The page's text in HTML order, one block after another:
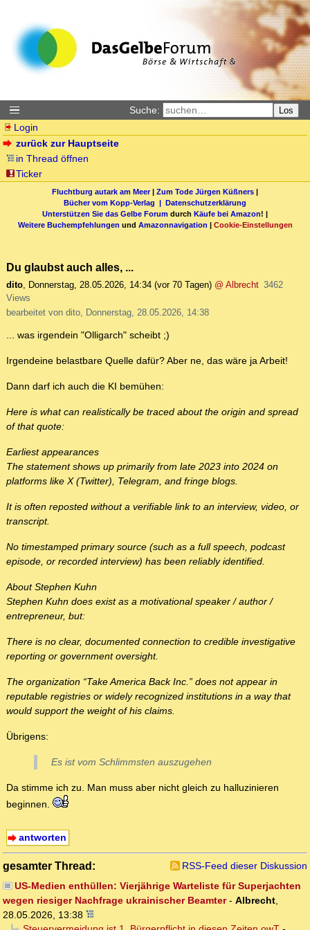
Suche: Los
Login
zurück zur Hauptseite
in Thread öffnen
Ticker
Fluchtburg autark am Meer| Zum Tode Jürgen Küßners |
Bücher vom Kopp-Verlag | Datenschutzerklärung
Unterstützen Sie das Gelbe Forum durch Käufe bei Amazon! |
Weitere Buchempfehlungen und Amazonnavigation | Cookie-Einstellungen
Du glaubst auch alles, ...
dito, Donnerstag, 28.05.2026, 14:34 (vor 70 Tagen) @ Albrecht 3462
Views
bearbeitet von dito, Donnerstag, 28.05.2026, 14:38
... was irgendein "Olligarch" scheibt ;)
Irgendeine belastbare Quelle dafür? Aber ne, das wäre ja Arbeit!
Dann darf ich auch die KI bemühen:
Here is what can realistically be traced about the origin and spread
of that quote:
Earliest appearances
The statement shows up primarily from late 2023 into 2024 on
platforms like X (Twitter), Telegram, and fringe blogs.
It is often reposted without a verifiable link to an interview, video, or
transcript.
No timestamped primary source (such as a full speech, podcast
episode, or recorded interview) has been reliably identified.
About Stephen Kuhn
Stephen Kuhn does exist as a motivational speaker / author /
entrepreneur, but:
There is no clear, documented connection to credible investigative
reporting or government oversight.
The organization “Take America Back Inc.” does not appear in
reputable registries or widely recognized institutions in a way that
would support the weight of his claims.
Übrigens:
Es ist vom Schlimmsten auszugehen
Da stimme ich zu. Man muss aber nicht gleich zu halluzinieren
beginnen.
antworten
gesamter Thread:
RSS-Feed dieser Diskussion
US-Medien enthüllen: Vierjährige Warteliste für Superjachten
wegen riesiger Nachfrage ukrainischer Beamter- Albrecht,
28.05.2026, 13:38